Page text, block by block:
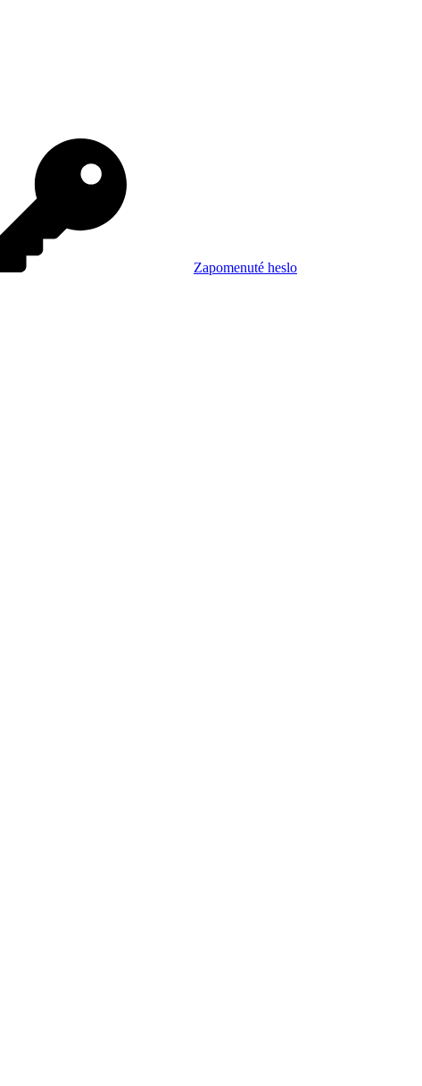
Zapomenuté heslo